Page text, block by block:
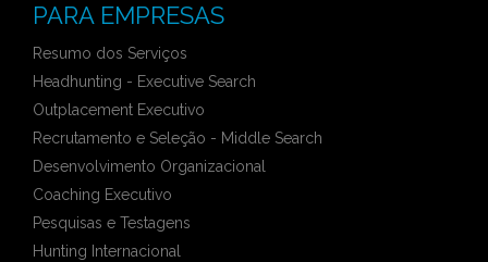
PARA EMPRESAS
Resumo dos Serviços
Headhunting - Executive Search
Outplacement Executivo
Recrutamento e Seleção - Middle Search
Desenvolvimento Organizacional
Coaching Executivo
Pesquisas e Testagens
Hunting Internacional